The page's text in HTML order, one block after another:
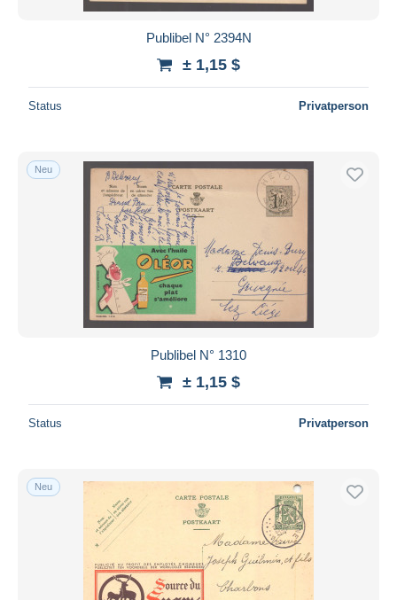
Publibel N° 2394N
± 1,15 $
Status Privatperson
Neu
Publibel N° 1310
± 1,15 $
Status Privatperson
Neu